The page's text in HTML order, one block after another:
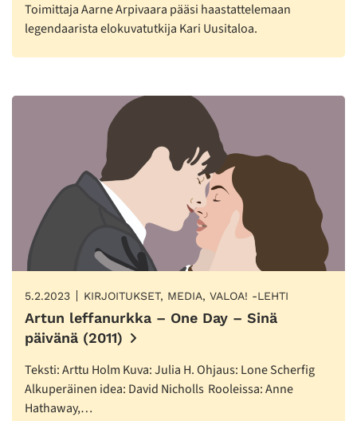
Toimittaja Aarne Arpivaara pääsi haastattelemaan
legendaarista elokuvatutkija Kari Uusitaloa.
5.2.2023 KIRJOITUKSET, MEDIA, VALOA! -LEHTI
Artun leffanurkka – One Day – Sinä
päivänä (2011)
Teksti: Arttu Holm Kuva: Julia H. Ohjaus: Lone Scherfig
Alkuperäinen idea: David Nicholls Rooleissa: Anne
Hathaway,…